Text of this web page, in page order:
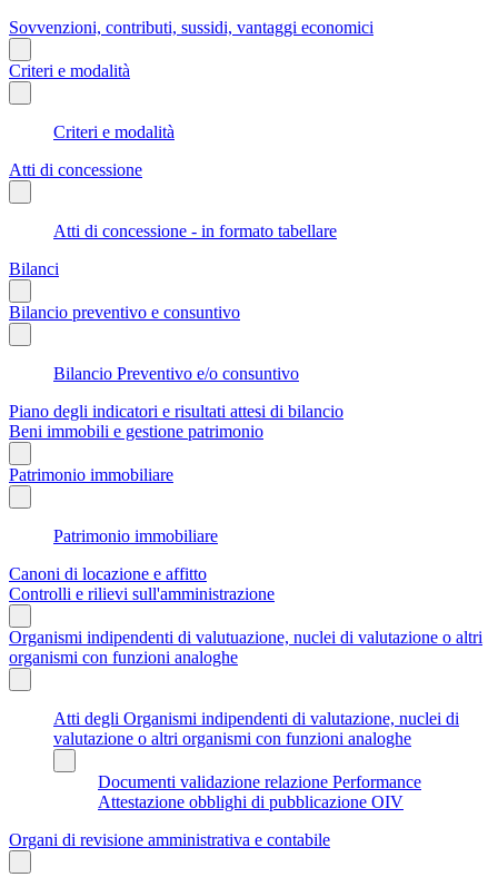
Sovvenzioni, contributi, sussidi, vantaggi economici
Criteri e modalità
Criteri e modalità
Atti di concessione
Atti di concessione - in formato tabellare
Bilanci
Bilancio preventivo e consuntivo
Bilancio Preventivo e/o consuntivo
Piano degli indicatori e risultati attesi di bilancio
Beni immobili e gestione patrimonio
Patrimonio immobiliare
Patrimonio immobiliare
Canoni di locazione e affitto
Controlli e rilievi sull'amministrazione
Organismi indipendenti di valutuazione, nuclei di valutazione o altri
organismi con funzioni analoghe
Atti degli Organismi indipendenti di valutazione, nuclei di
valutazione o altri organismi con funzioni analoghe
Documenti validazione relazione Performance
Attestazione obblighi di pubblicazione OIV
Organi di revisione amministrativa e contabile